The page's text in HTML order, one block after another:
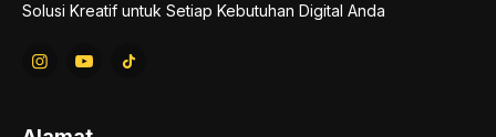
Solusi Kreatif untuk Setiap Kebutuhan Digital Anda